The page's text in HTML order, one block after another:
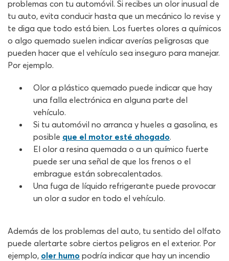
problemas con tu automóvil. Si recibes un olor inusual de
tu auto, evita conducir hasta que un mecánico lo revise y
te diga que todo está bien. Los fuertes olores a químicos
o algo quemado suelen indicar averías peligrosas que
pueden hacer que el vehículo sea inseguro para manejar.
Por ejemplo.
Olor a plástico quemado puede indicar que hay
una falla electrónica en alguna parte del
vehículo.
Si tu automóvil no arranca y hueles a gasolina, es
posible que el motor esté ahogado.
El olor a resina quemada o a un químico fuerte
puede ser una señal de que los frenos o el
embrague están sobrecalentados.
Una fuga de líquido refrigerante puede provocar
un olor a sudor en todo el vehículo.
Además de los problemas del auto, tu sentido del olfato
puede alertarte sobre ciertos peligros en el exterior. Por
ejemplo, oler humo podría indicar que hay un incendio